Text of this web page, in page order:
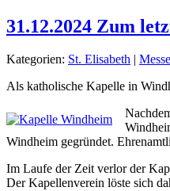
31.12.2024 Zum
Kategorien: St. Elisabeth |
Als katholische Kapelle in
Windheim gegründet.
Im Laufe der Zeit verlor der
Der Kapellenverein löste sich